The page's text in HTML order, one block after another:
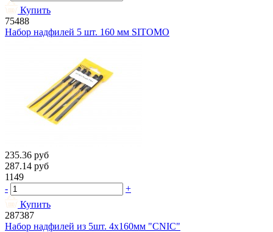
Купить
75488
Набор надфилей 5 шт. 160 мм SITOMO
235.36 руб
287.14 руб
1149
-
+
Купить
287387
Набор надфилей из 5шт. 4х160мм "CNIC"